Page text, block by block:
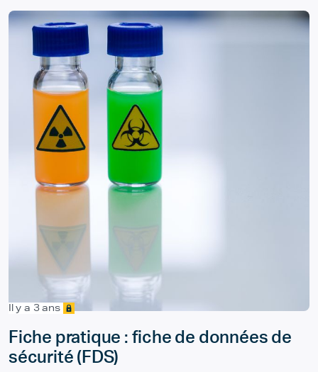
Il y a 3 ans
Fiche pratique : fiche de données de
sécurité (FDS)